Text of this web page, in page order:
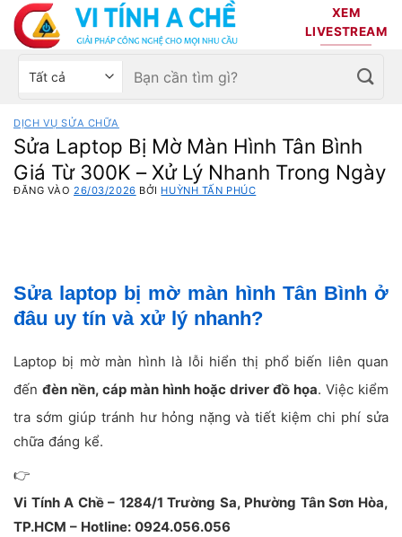
Bỏ
qua
nội
dung
XEM
LIVESTREAM
Chọn
sản
phẩm
Tìm
kiếm:
DỊCH VỤ SỬA CHỮA
Sửa Laptop Bị Mờ Màn Hình Tân Bình
Giá Từ 300K – Xử Lý Nhanh Trong Ngày
ĐĂNG VÀO26/03/2026 BỞI HUỲNH TẤN PHÚC
Sửa laptop bị mờ màn hình Tân Bình ở
đâu uy tín và xử lý nhanh?
Laptop bị mờ màn hình là lỗi hiển thị phổ biến liên quan
đến đèn nền, cáp màn hình hoặc driver đồ họa. Việc kiểm
tra sớm giúp tránh hư hỏng nặng và tiết kiệm chi phí sửa
chữa đáng kể.
👉
Vi Tính A Chề – 1284/1 Trường Sa, Phường Tân Sơn Hòa,
TP.HCM – Hotline: 0924.056.056